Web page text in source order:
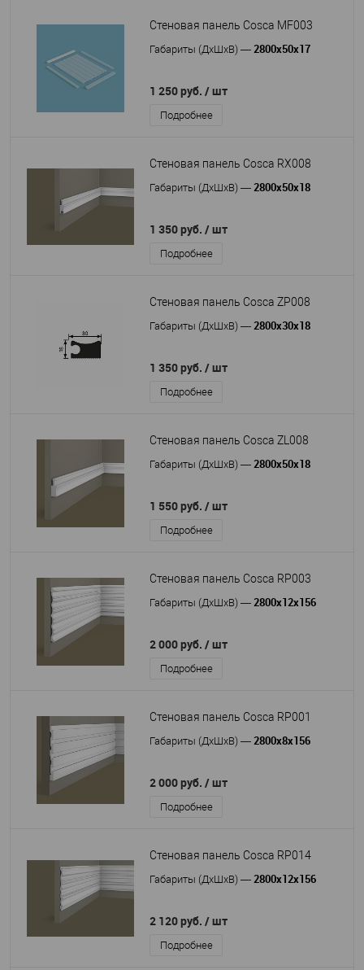
Стеновая панель Cosca MF003
Габариты (ДхШхВ) — 2800x50x17
1 250 руб. / шт
Подробнее
Стеновая панель Cosca RX008
Габариты (ДхШхВ) — 2800x50x18
1 350 руб. / шт
Подробнее
Стеновая панель Cosca ZP008
Габариты (ДхШхВ) — 2800x30x18
1 350 руб. / шт
Подробнее
Стеновая панель Cosca ZL008
Габариты (ДхШхВ) — 2800x50x18
1 550 руб. / шт
Подробнее
Стеновая панель Cosca RP003
Габариты (ДхШхВ) — 2800x12x156
2 000 руб. / шт
Подробнее
Стеновая панель Cosca RP001
Габариты (ДхШхВ) — 2800x8x156
2 000 руб. / шт
Подробнее
Стеновая панель Cosca RP014
Габариты (ДхШхВ) — 2800x12x156
2 120 руб. / шт
Подробнее